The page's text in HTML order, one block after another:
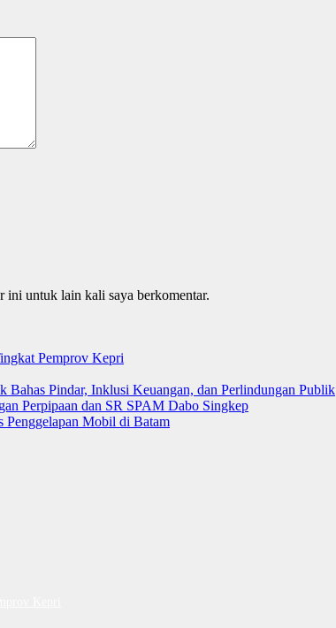
ini untuk lain kali saya berkomentar.
Pemprov Kepri
Bahas Pindar, Inklusi Keuangan, dan Perlindungan Publik
Perpipaan dan SR SPAM Dabo Singkep
Penggelapan Mobil di Batam